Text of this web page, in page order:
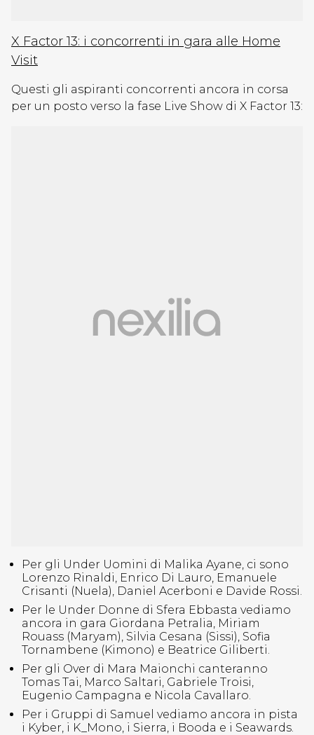
X Factor 13: i concorrenti in gara alle Home
Visit
Questi gli aspiranti concorrenti ancora in corsa
per un posto verso la fase Live Show di X Factor 13:
Per gli Under Uomini di Malika Ayane, ci sono
Lorenzo Rinaldi, Enrico Di Lauro, Emanuele
Crisanti (Nuela), Daniel Acerboni e Davide Rossi.
Per le Under Donne di Sfera Ebbasta vediamo
ancora in gara Giordana Petralia, Miriam
Rouass (Maryam), Silvia Cesana (Sissi), Sofia
Tornambene (Kimono) e Beatrice Giliberti.
Per gli Over di Mara Maionchi canteranno
Tomas Tai, Marco Saltari, Gabriele Troisi,
Eugenio Campagna e Nicola Cavallaro.
Per i Gruppi di Samuel vediamo ancora in pista
i Kyber, i K_Mono, i Sierra, i Booda e i Seawards.